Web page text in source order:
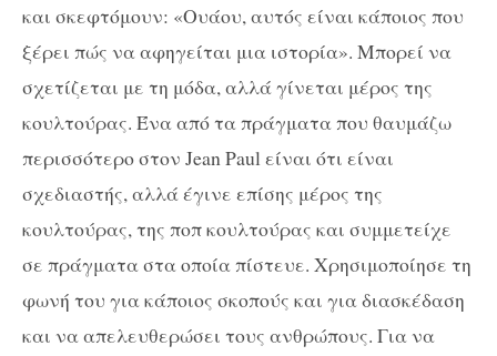
και σκεφτόμουν: «Ουάου, αυτός είναι κάποιος που
ξέρει πώς να αφηγείται μια ιστορία». Μπορεί να
σχετίζεται με τη μόδα, αλλά γίνεται μέρος της
κουλτούρας. Ένα από τα πράγματα που θαυμάζω
περισσότερο στον Jean Paul είναι ότι είναι
σχεδιαστής, αλλά έγινε επίσης μέρος της
κουλτούρας, της ποπ κουλτούρας και συμμετείχε
σε πράγματα στα οποία πίστευε. Χρησιμοποίησε τη
φωνή του για κάποιος σκοπούς και για διασκέδαση
και να απελευθερώσει τους ανθρώπους. Για να